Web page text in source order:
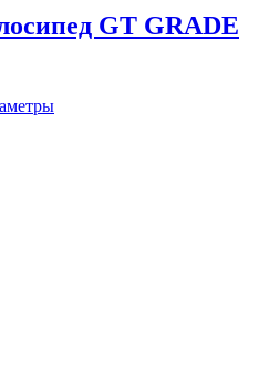
GT GRADE
Этот